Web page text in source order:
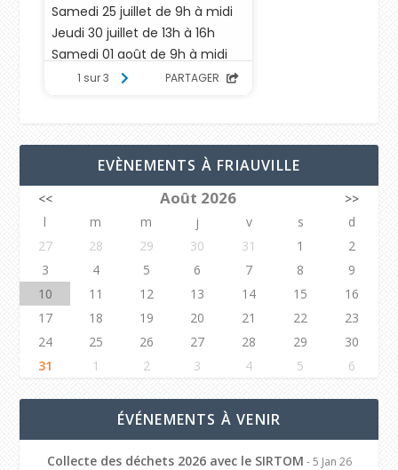
EVÈNEMENTS À FRIAUVILLE
<< Août 2026
>>
l
m m j v s
d
27
28 29 30 31 1
2
3
4 5 6 7 8
9
10
11 12 13 14 15
16
17
18 19 20 21 22
23
24
25 26 27 28 29
30
31
1 2 3 4 5 6
ÉVÉNEMENTS À VENIR
Collecte des déchets 2026 avec le SIRTOM - 5 Jan 26